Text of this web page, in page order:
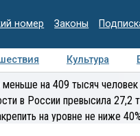
номер Законы
Культура
Интервью
на 409 тысяч человек
в России превысила 27,2
на уровне не ниже